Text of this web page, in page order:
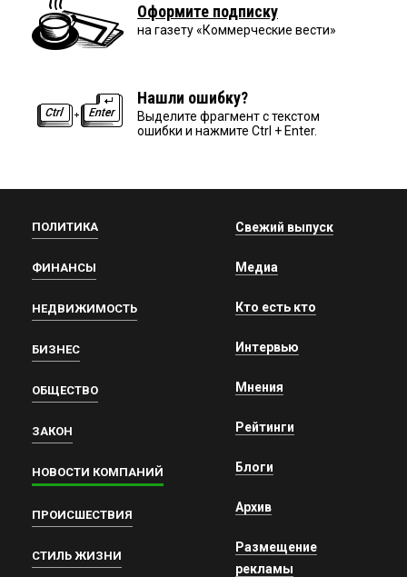
Оформите подписку
на газету «Коммерческие вести»
Нашли ошибку?
Выделите фрагмент с текстом
ошибки и нажмите Ctrl + Enter.
ПОЛИТИКА
ФИНАНСЫ
НЕДВИЖИМОСТЬ
БИЗНЕС
ОБЩЕСТВО
ЗАКОН
НОВОСТИ КОМПАНИЙ
ПРОИСШЕСТВИЯ
СТИЛЬ ЖИЗНИ
Свежий выпуск
Медиа
Кто есть кто
Интервью
Мнения
Рейтинги
Блоги
Архив
Размещение
рекламы